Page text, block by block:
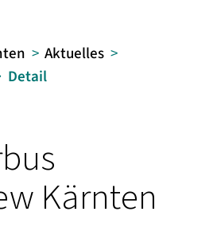
Aktuelles
Detail
Kärnten